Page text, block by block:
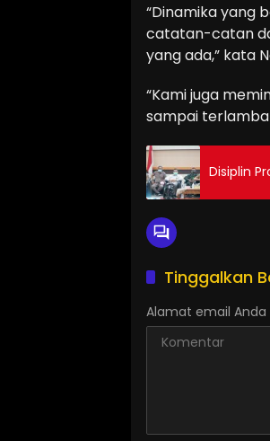
“Dinamika yang
catatan-catan
yang ada,” kata
“Kami juga
sampai
Disiplin
Tinggalkan
Alamat email Anda